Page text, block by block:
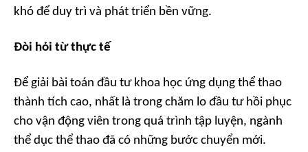
khó để duy trì và phát triển bền vững.
Đòi hỏi từ thực tế
Để giải bài toán đầu tư khoa học ứng dụng thể thao
thành tích cao, nhất là trong chăm lo đầu tư hồi phục
cho vận động viên trong quá trình tập luyện, ngành
thể dục thể thao đã có những bước chuyển mới.